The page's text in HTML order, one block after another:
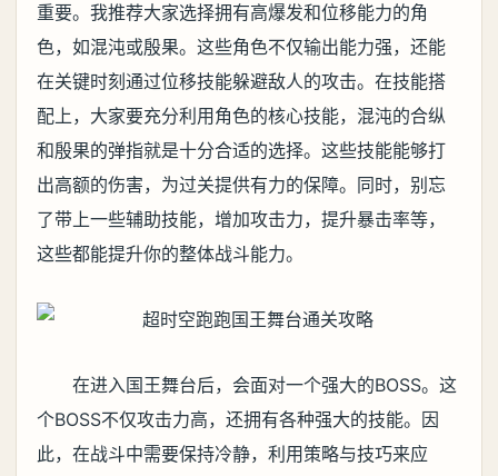
重要。我推荐大家选择拥有高爆发和位移能力的角
色，如混沌或殷果。这些角色不仅输出能力强，还能
在关键时刻通过位移技能躲避敌人的攻击。在技能搭
配上，大家要充分利用角色的核心技能，混沌的合纵
和殷果的弹指就是十分合适的选择。这些技能能够打
出高额的伤害，为过关提供有力的保障。同时，别忘
了带上一些辅助技能，增加攻击力，提升暴击率等，
这些都能提升你的整体战斗能力。
在进入国王舞台后，会面对一个强大的BOSS。这
个BOSS不仅攻击力高，还拥有各种强大的技能。因
此，在战斗中需要保持冷静，利用策略与技巧来应